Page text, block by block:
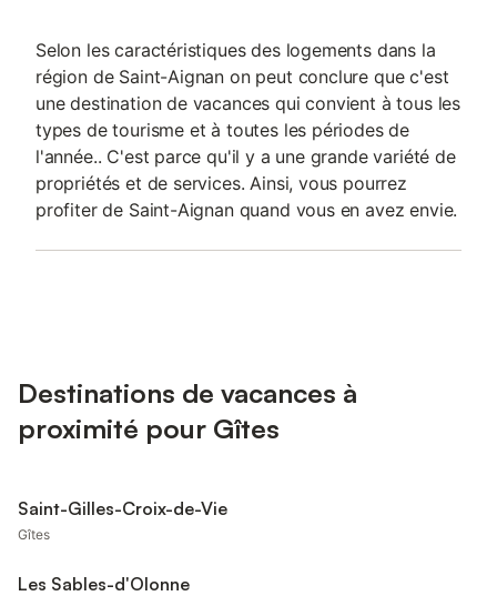
Selon les caractéristiques des logements dans la
région de Saint-Aignan on peut conclure que c'est
une destination de vacances qui convient à tous les
types de tourisme et à toutes les périodes de
l'année.. C'est parce qu'il y a une grande variété de
propriétés et de services. Ainsi, vous pourrez
profiter de Saint-Aignan quand vous en avez envie.
Destinations de vacances à
proximité pour Gîtes
Saint-Gilles-Croix-de-Vie
Gîtes
Les Sables-d'Olonne